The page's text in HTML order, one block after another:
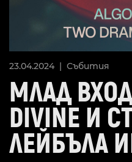
23.04.2024 | Събития
МЛАД ВХОД
DIVINE И
ЛЕЙБЪЛА